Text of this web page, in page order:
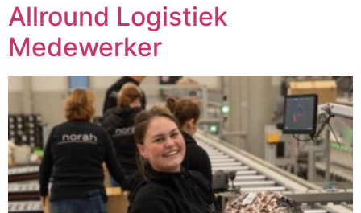
Allround Logistiek
Medewerker